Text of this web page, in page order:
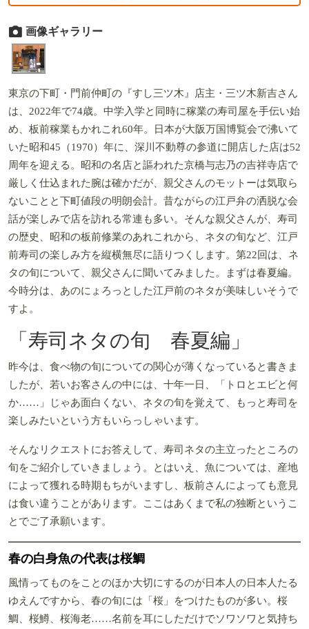
画像ギャラリー
東京の下町・門前仲町の『すし三ツ木』店主・三ツ木新吉さん
は、2022年で74歳。中学入学と同時に稼業の寿司屋を手伝い始
め、板前稼業もかれこれ60年。日本が大阪万国博覧会で沸いて
いた昭和45（1970）年に、深川不動尊の参道に開店した店は52
周年を迎える。昭和の名店と謳われた京橋与志乃の吉祥寺店で
厳しく仕込まれた腕は確かだが、親父さんのモットーは気取ら
ないことと下町値段の明朗会計。昔ながらの江戸弁の洒脱な会
話が楽しみで店を訪れる常連も多い。そんな親父さんが、寿司
の歴史、昭和の板前修業のあれこれから、ネタの旬など、江戸
前寿司の楽しみ方を縦横無尽に語りつくします。第22回は、ネ
タの旬について、親父さんに聞いてみました。まずは春夏編。
今時分は、あのにょろっとした江戸前のネタが美味しいそうで
すよ。
「寿司ネタの旬 春夏編」
昨今は、食べ物の旬についての関心が薄くなっていると書きま
したが、若いお客さんの中には、十年一日、「トロとエビと何
か……」じゃあ面白くない、ネタの旬を覚えて、もっと寿司を
楽しみたいという方もいらっしゃいます。
そんなリクエストにお答えして、寿司ネタの主立ったところの
旬をご紹介していきましょう。とはいえ、魚については、産地
によって獲れる時期もちがいますし、板前さんによっても意見
は食い違うことがあります。ここはあくまで私の独断というこ
とでご了承願います。
春の白身魚の代表は桜鯛
風情ってものをことのほか大切にするのが日本人の日本人たる
ゆえんですから、春の旬には「桜」をつけたものが多い。桜
鯛、桜鱒、桜海老……名前を耳にしただけでソワソワと気持ち